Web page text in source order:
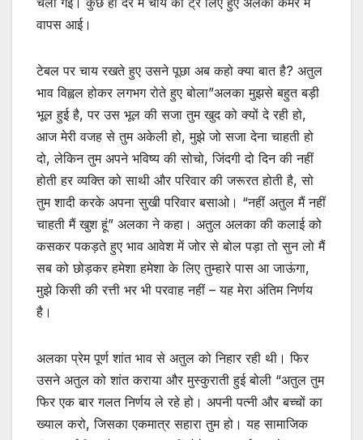
वापस आई।
टेबल पर चाय रखते हुए उसने पूछा अब कहो क्या बात है? अतुल
भाव विह्वल होकर लगभग रोते हुए बोला”अलका मुझसे बहुत बड़ी
भूल हुई है, पर उस भूल की सजा तुम खुद को क्यों दे रही हो,
आज मेरी वजह से तुम अकेली हो, मुझे जो सजा देना चाहती हो
दो, लेकिन तुम अपने भविष्य की सोचो, जिंदगी दो दिन की नहीं
होती हर व्यक्ति को साथी और परिवार की जरूरत होती है, सो
तुम शादी करके अपना सुखी परिवार बसाओ। “नहीं अतुल मैं नहीं
चाहती मैं खुश हूं” अलका ने कहा। अतुल अलका की कलाई को
कसकर पकड़ते हुए भाव आवेश में जोर से बोल पड़ा तो सुन लो मैं
सब को छोड़कर हमेशा हमेशा के लिए तुम्हारे पास आ जाऊंगा,
मुझे किसी की रत्ती भर भी परवाह नहीं – यह मेरा अंतिम निर्णय
है।
अलका प्रेम पूर्ण शांत भाव से अतुल को निहार रही थी। फिर
उसने अतुल को शांत कराया और मुस्कुराती हुई बोली “अतुल तुम
फिर एक बार गलत निर्णय ले रहे हो। अपनी पत्नी और बच्चों का
ख्याल करो, जिसका एकमात्र सहारा तुम हो। यह सामाजिक